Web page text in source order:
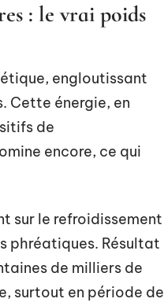
: le vrai poids
engloutissant
Cette énergie, en
de
encore, ce qui
sur le refroidissement
phréatiques. Résultat
de milliers de
surtout en période de